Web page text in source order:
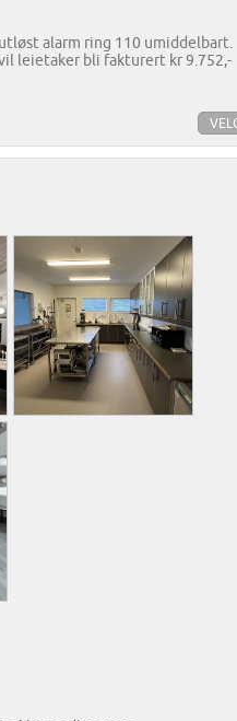
alarm ring 110 umiddelbart.
leietaker bli fakturert kr 9.752,-